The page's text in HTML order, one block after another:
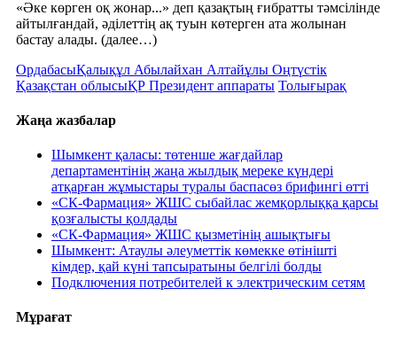
«Әке көрген оқ жонар...» деп қазақтың ғибратты тәмсілінде
айтылғандай, әділеттің ақ туын көтерген ата жолынан
бастау алады. (далее…)
ОрдабасыҚалықұл Абылайхан Алтайұлы Оңтүстік
Қазақстан облысыҚР Президент аппараты Толығырақ
Жаңа жазбалар
Шымкент қаласы: төтенше жағдайлар
департаментінің жаңа жылдық мереке күндері
атқарған жұмыстары туралы баспасөз брифингі өтті
«СК-Фармация» ЖШС сыбайлас жемқорлыққа қарсы
қозғалысты қолдады
«СК-Фармация» ЖШС қызметінің ашықтығы
Шымкент: Атаулы әлеуметтік көмекке өтінішті
кімдер, қай күні тапсыратыны белгілі болды
Подключения потребителей к электрическим сетям
Мұрағат